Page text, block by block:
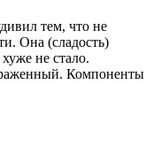
тем, что не
Она (сладость)
не стало.
Компоненты